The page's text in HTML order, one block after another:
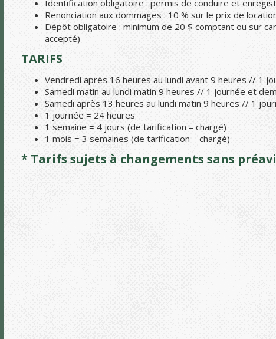
Identification obligatoire : permis de conduire et
Renonciation aux dommages : 10 % sur le prix de
Dépôt obligatoire : minimum de 20 $ comptant ou sur
accepté)
TARIFS
Vendredi après 16 heures au lundi avant 9 heures // 1
Samedi matin au lundi matin 9 heures // 1 journée et
Samedi après 13 heures au lundi matin 9 heures // 1
1 journée = 24 heures
1 semaine = 4 jours (de tarification – chargé)
1 mois = 3 semaines (de tarification – chargé)
* Tarifs sujets à changements sans